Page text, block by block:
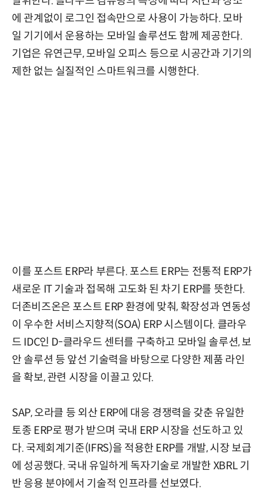
에 관계없이 로그인 접속만으로 사용이 가능하다. 모바
일 기기에서 운용하는 모바일 솔루션도 함께 제공한다.
기업은 유연근무, 모바일 오피스 등으로 시공간과 기기의
제한 없는 실질적인 스마트워크를 시행한다.
이를 포스트 ERP라 부른다. 포스트 ERP는 전통적 ERP가
새로운 IT 기술과 접목해 고도화 된 차기 ERP를 뜻한다.
더존비즈온은 포스트 ERP 환경에 맞춰, 확장성과 연동성
이 우수한 서비스지향적(SOA) ERP 시스템이다. 클라우
드 IDC인 D-클라우드 센터를 구축하고 모바일 솔루션, 보
안 솔루션 등 앞선 기술력을 바탕으로 다양한 제품 라인
을 확보, 관련 시장을 이끌고 있다.
SAP, 오라클 등 외산 ERP에 대응 경쟁력을 갖춘 유일한
토종 ERP로 평가 받으며 국내 ERP 시장을 선도하고 있
다. 국제회계기준(IFRS)을 적용한 ERP를 개발, 시장 보급
에 성공했다. 국내 유일하게 독자기술로 개발한 XBRL 기
반 응용 분야에서 기술적 인프라를 선보였다.